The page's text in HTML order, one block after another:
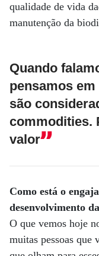
qualidade de vida
manutenção da
Quando
pensamos
são
commodities.
valor
Como está o
desenvolvimento
O que vemos hoje
muitas pessoas que